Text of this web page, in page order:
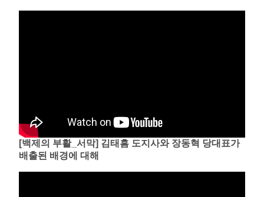
[백제의 부활_서막] 김태흠 도지사와 장동혁 당대표가
배출된 배경에 대해